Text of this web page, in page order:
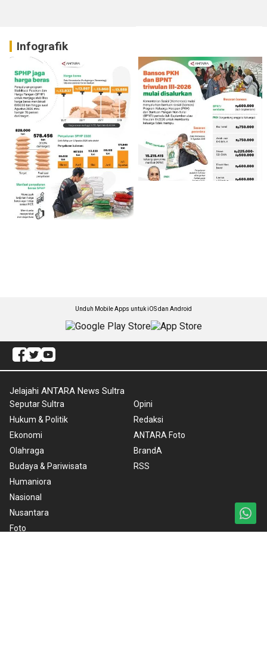
Infografik
Unduh Mobile Apps untuk iOS dan Android
Jelajahi ANTARA News Sultra
Seputar Sultra
Hukum & Politik
Ekonomi
Olahraga
Budaya & Pariwisata
Humaniora
Nasional
Nusantara
Foto
Opini
Redaksi
ANTARA Foto
BrandA
RSS